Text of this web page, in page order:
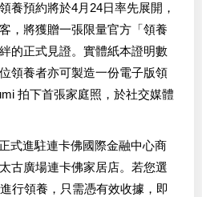
養預約將於4月24日率先展開，
，將獲贈一張限量官方「領養
的正式見證。實體紙本證明數
領養者亦可製造一份電子版領
拍下首張家庭照，於社交媒體
式進駐連卡佛國際金融中心商
古廣場連卡佛家居店。若您選
行領養，只需憑有效收據，即